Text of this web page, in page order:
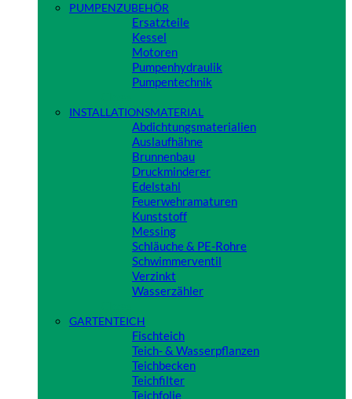
PUMPENZUBEHÖR
Ersatzteile
Kessel
Motoren
Pumpenhydraulik
Pumpentechnik
INSTALLATIONSMATERIAL
Abdichtungsmaterialien
Auslaufhähne
Brunnenbau
Druckminderer
Edelstahl
Feuerwehramaturen
Kunststoff
Messing
Schläuche & PE-Rohre
Schwimmerventil
Verzinkt
Wasserzähler
GARTENTEICH
Fischteich
Teich- & Wasserpflanzen
Teichbecken
Teichfilter
Teichfolie